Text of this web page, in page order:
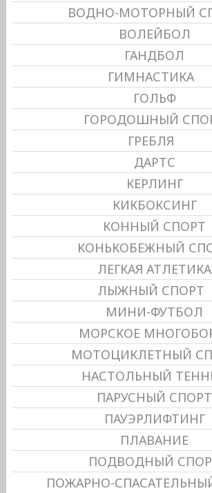
ВОДНО-МОТОРНЫЙ
ВОЛЕЙБОЛ
ГАНДБОЛ
ГИМНАСТИКА
ГОЛЬФ
ГОРОДОШНЫЙ
ГРЕБЛЯ
ДАРТС
КЕРЛИНГ
КИКБОКСИНГ
КОННЫЙ СПОРТ
КОНЬКОБЕЖНЫЙ
ЛЕГКАЯ АТЛЕТИКА
ЛЫЖНЫЙ СПОРТ
МИНИ-ФУТБОЛ
МОРСКОЕ
МОТОЦИКЛЕТНЫЙ
НАСТОЛЬНЫЙ
ПАРУСНЫЙ СПОРТ
ПАУЭРЛИФТИНГ
ПЛАВАНИЕ
ПОДВОДНЫЙ
ПОЖАРНО-